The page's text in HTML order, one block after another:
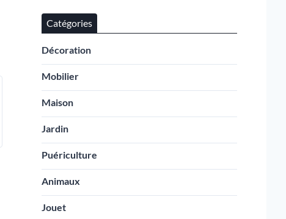
Catégories
Décoration
Mobilier
Maison
Jardin
Puériculture
Animaux
Jouet